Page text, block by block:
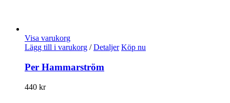
Visa varukorg
Lägg till i varukorg / Detaljer Köp nu
Per Hammarström
440 kr